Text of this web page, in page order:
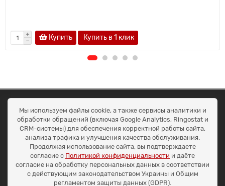
Купить Купить в 1 клик
ОКЕАН ТРЕЙД
Договір публичної оферти
Доставка та оплата
Наші контакти
Умови повернення
+38 (099) 452-20-02
+38 (098) 492-20-02
office@ocean.biz.ua
Мы используем файлы cookie, а также сервисы аналитики и
обработки обращений (включая Google Analytics, Ringostat и
CRM-системы) для обеспечения корректной работы сайта,
анализа трафика и улучшения качества обслуживания.
Продолжая использование сайта, вы подтверждаете
согласие с Политикой конфиденциальности и даёте
согласие на обработку персональных данных в соответствии
с действующим законодательством Украины и Общим
регламентом защиты данных (GDPR).